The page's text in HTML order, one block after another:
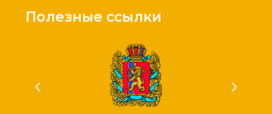
Полезные ссылки